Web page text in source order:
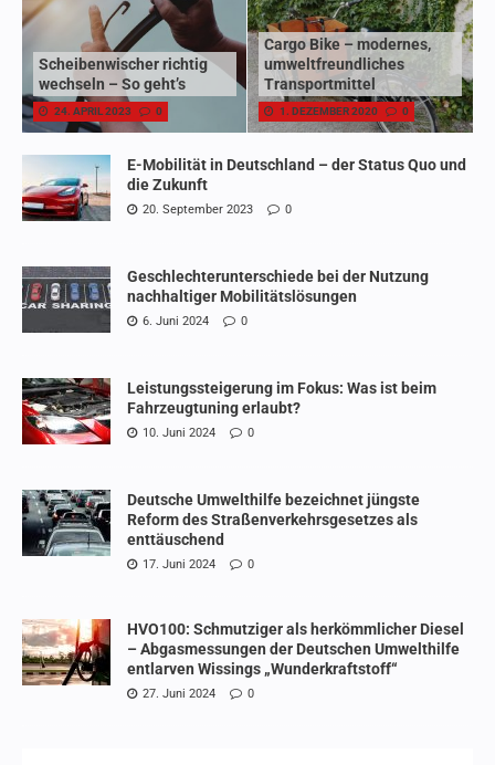
Scheibenwischer richtig
wechseln – So geht’s
24. APRIL 2023 0
Cargo Bike – modernes,
umweltfreundliches
Transportmittel
1. DEZEMBER 2020 0
E-Mobilität in Deutschland – der Status Quo und
die Zukunft
20. September 2023 0
Geschlechterunterschiede bei der Nutzung
nachhaltiger Mobilitätslösungen
6. Juni 2024 0
Leistungssteigerung im Fokus: Was ist beim
Fahrzeugtuning erlaubt?
10. Juni 2024 0
Deutsche Umwelthilfe bezeichnet jüngste
Reform des Straßenverkehrsgesetzes als
enttäuschend
17. Juni 2024 0
HVO100: Schmutziger als herkömmlicher Diesel
– Abgasmessungen der Deutschen Umwelthilfe
entlarven Wissings „Wunderkraftstoff“
27. Juni 2024 0